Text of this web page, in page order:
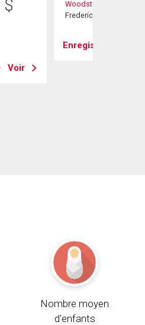
$
Voir
Woodstock/Prospect St
Fredericton, NB
Enregistrer
Nombre moyen
d'enfants